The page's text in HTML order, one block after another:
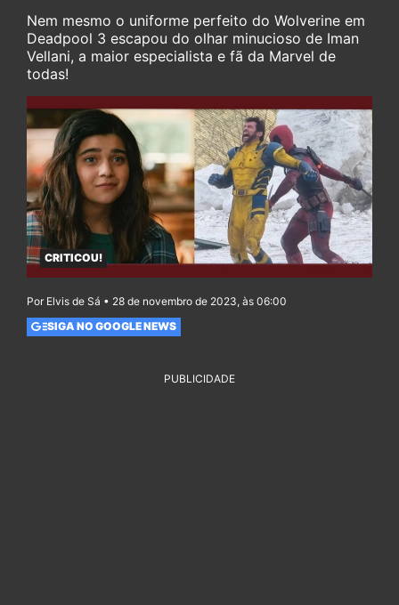
Nem mesmo o uniforme perfeito do Wolverine em
Deadpool 3 escapou do olhar minucioso de Iman
Vellani, a maior especialista e fã da Marvel de
todas!
CRITICOU!
Por Elvis de Sá • 28 de novembro de 2023, às 06:00
SIGA NO GOOGLE NEWS
PUBLICIDADE